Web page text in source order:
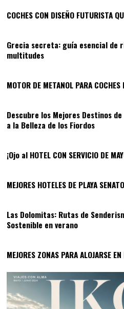
COCHES CON DISEÑO FUTURISTA
Grecia secreta: guía esencial de
multitudes
MOTOR DE METANOL PARA
Descubre los Mejores Destinos
a la Belleza de los Fiordos
¡Ojo al HOTEL CON SERVICIO DE
MEJORES HOTELES DE PLAYA
Las Dolomitas: Rutas de
Sostenible en verano
MEJORES ZONAS PARA